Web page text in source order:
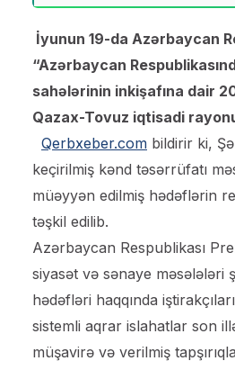
İyunun 19-da Azərbaycan
“Azərbaycan
sahələrinin inkişafına dair
Qazax-Tovuz iqtisadi
Qerbxeber.com bildirir ki,
keçirilmiş kənd təsərrüfatı
müəyyən edilmiş hədəflərin
təşkil edilib.
Azərbaycan Respublikası
siyasət və sənaye məsələləri
hədəfləri haqqında
sistemli aqrar islahatlar son
müşavirə və verilmiş